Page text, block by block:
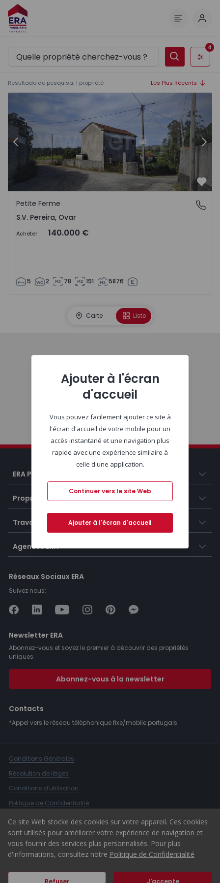
Filtres
4
Resultado de pesquisa: 1 propriété Les Plus Récents
Petite Ferme T5 Ovar, S.V. Pereira - 1504583 - 1
Précédent
S.V. Pereira, Ovar
Petite Ferme
S.V. Pereira, Ovar
Acheter 140.000 €
5 2 78 191 5876
Carte Liste
ERA Portugal
Propriétés
Travailler chez ERA
Agences ERA
Réseaux Sociaux ERA
Suivez nous:
Newsletter ERA
Abonnez-vous et soyez le premier à découvrir des propriétés
uniques.
Abonnez-vous à la newsletter
Contacts
*Appel vers le réseau téléphonique fixe/mobile portugais.
Conditions Générales
Résolution de litiges
Conditions d'utilisation
Politique de Confidentialité
Livre de Réclamations
Canal d'alerte
© 2026 ERA Portugal
Ce site Web stocke des cookies sur votre appareil. Ces cookies
sont utilisés pour améliorer votre expérience de navigation et
vous fournir des services plus personnalisés. Pour plus
d'informations, consultez notre Politique de Confidentialité
Refuser J'accepte
Ajouter à l'écran
d'accueil
Vous pouvez facilement ajouter ce site à
l'écran d'accueil de votre mobile pour un
accès instantané et une navigation plus
rapide avec une expérience similaire à
celle d'une application.
Continuer vers le site Web
Ajouter à l'écran d'accueil